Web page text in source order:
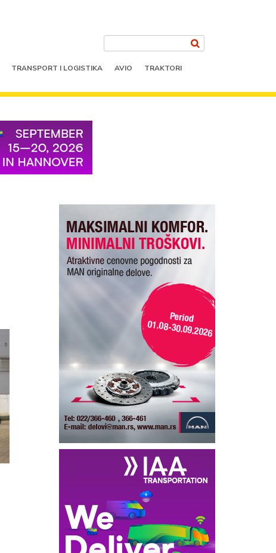
TRANSPORT I LOGISTIKA AVIO
TRAKTORI